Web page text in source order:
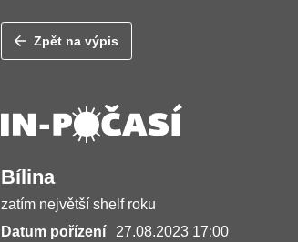
Zpět na výpis
Bílina
zatím největší shelf roku
Datum pořízení
27.08.2023 17:00